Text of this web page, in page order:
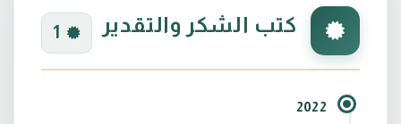
كتب الشكر والتقدير 1
2022